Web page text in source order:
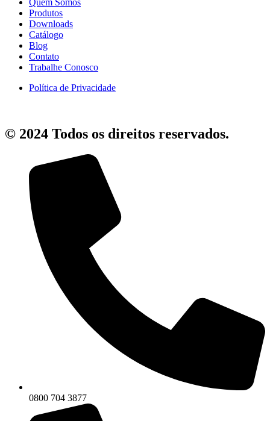
Quem Somos
Produtos
Downloads
Catálogo
Blog
Contato
Trabalhe Conosco
Política de Privacidade
© 2024 Todos os direitos reservados.
0800 704 3877